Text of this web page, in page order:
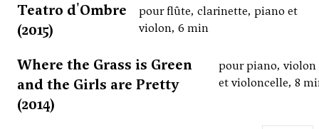
Teatro d'Ombre
(2015)
pour flûte, clarinette, piano et
violon, 6 min
Where the Grass is Green
and the Girls are Pretty
(2014)
pour piano, violon
et violoncelle, 8